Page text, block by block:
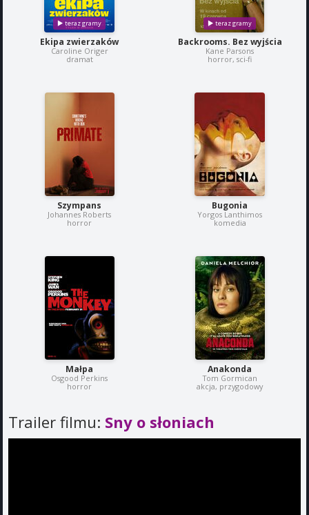
Ekipa zwierzaków
Caroline Origer
dramat
Backrooms. Bez wyjścia
Kane Parsons
horror, sci-fi
Szympans
Johannes Roberts
horror
Bugonia
Yorgos Lanthimos
komedia
Małpa
Osgood Perkins
horror
Anakonda
Tom Gormican
akcja, przygodowy
Trailer filmu: Sny o słoniach